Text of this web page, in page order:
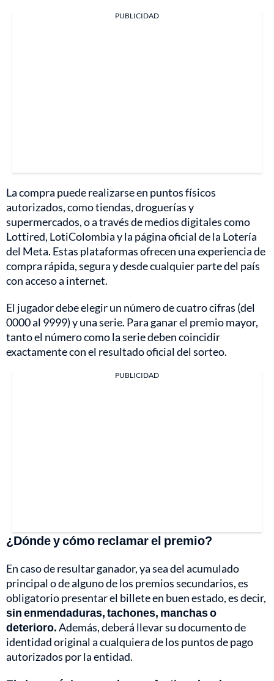
PUBLICIDAD
La compra puede realizarse en puntos físicos
autorizados, como tiendas, droguerías y
supermercados, o a través de medios digitales como
Lottired, LotiColombia y la página oficial de la Lotería
del Meta. Estas plataformas ofrecen una experiencia de
compra rápida, segura y desde cualquier parte del país
con acceso a internet.
El jugador debe elegir un número de cuatro cifras (del
0000 al 9999) y una serie. Para ganar el premio mayor,
tanto el número como la serie deben coincidir
exactamente con el resultado oficial del sorteo.
PUBLICIDAD
¿Dónde y cómo reclamar el premio?
En caso de resultar ganador, ya sea del acumulado
principal o de alguno de los premios secundarios, es
obligatorio presentar el billete en buen estado, es decir,
sin enmendaduras, tachones, manchas o
deterioro.Además, deberá llevar su documento de
identidad original a cualquiera de los puntos de pago
autorizados por la entidad.